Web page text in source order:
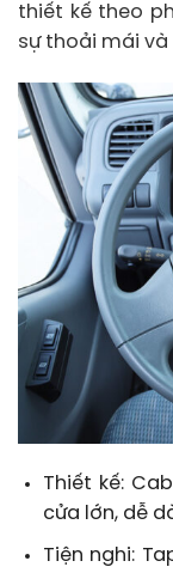
thiết kế theo
sự thoải mái
Thiết kế:
cửa lớn, dễ
Tiện nghi: